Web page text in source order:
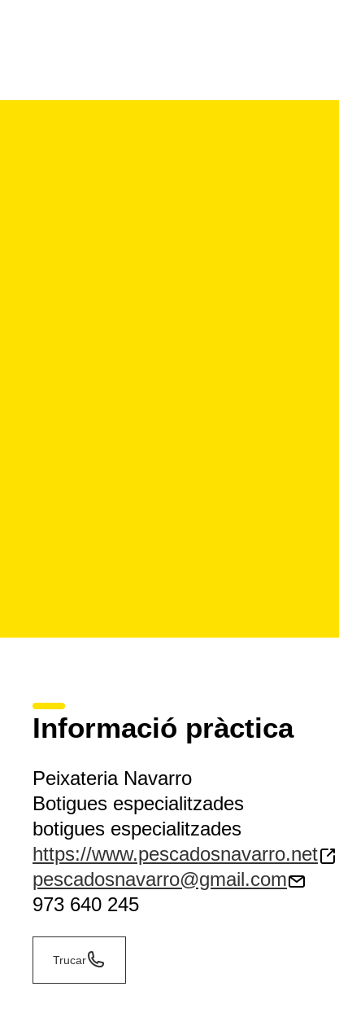
Informació pràctica
Peixateria Navarro
Botigues especialitzades
botigues especialitzades
https://www.pescadosnavarro.net
pescadosnavarro@gmail.com
973 640 245
Trucar